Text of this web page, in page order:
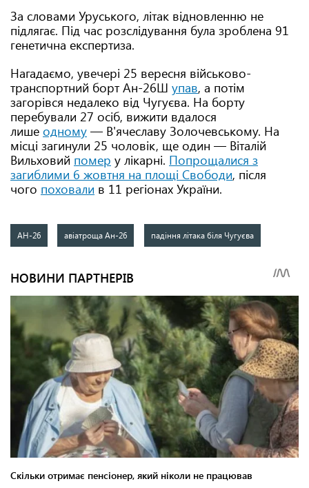
За словами Уруського, літак відновленню не
підлягає. Під час розслідування була зроблена 91
генетична експертиза.
Нагадаємо, увечері 25 вересня військово-
транспортний борт Ан-26Ш упав, а потім
загорівся недалеко від Чугуєва. На борту
перебували 27 осіб, вижити вдалося
лише одному — В'ячеславу Золочевському. На
місці загинули 25 чоловік, ще один — Віталій
Вильховий помер у лікарні. Попрощалися з
загиблими 6 жовтня на площі Свободи, після
чого поховали в 11 регіонах України.
АН-26 авіатроща Ан-26 падіння літака біля Чугуєва